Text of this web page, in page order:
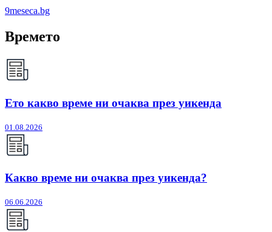
9meseca.bg
Времето
Ето какво време ни очаква през уикенда
01.08.2026
Какво време ни очаква през уикенда?
06.06.2026